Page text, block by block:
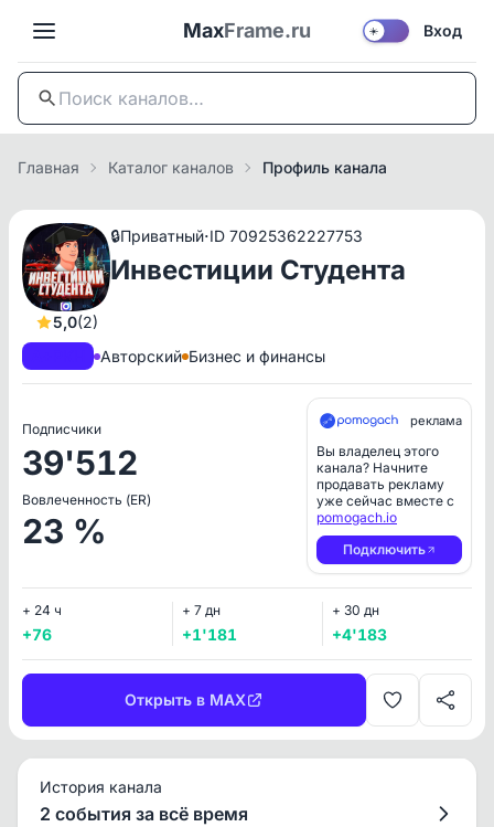
MaxFrame.ru ☀️ Вход
Главная Каталог каналов Профиль канала
5,0(2)
🔒Приватный·ID 70925362227753
Инвестиции Студента
Авторский Бизнес и финансы
Подписчики
39'512
Вовлеченность (ER)
23 %
реклама
Вы владелец этого
канала? Начните
продавать рекламу
уже сейчас вместе с
pomogach.io
Подключить
+ 24 ч
+76
+ 7 дн
+1'181
+ 30 дн
+4'183
Открыть в MAX
История канала
2 события за всё время